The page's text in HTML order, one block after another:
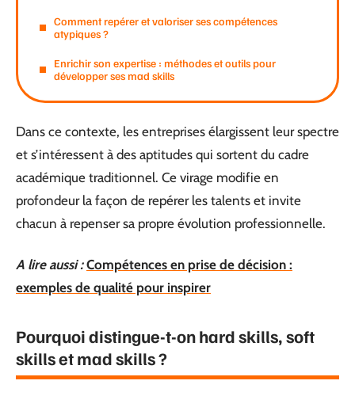
Comment repérer et valoriser ses compétences
atypiques ?
Enrichir son expertise : méthodes et outils pour
développer ses mad skills
Dans ce contexte, les entreprises élargissent leur spectre
et s’intéressent à des aptitudes qui sortent du cadre
académique traditionnel. Ce virage modifie en
profondeur la façon de repérer les talents et invite
chacun à repenser sa propre évolution professionnelle.
A lire aussi : Compétences en prise de décision :
exemples de qualité pour inspirer
Pourquoi distingue-t-on hard skills, soft
skills et mad skills ?